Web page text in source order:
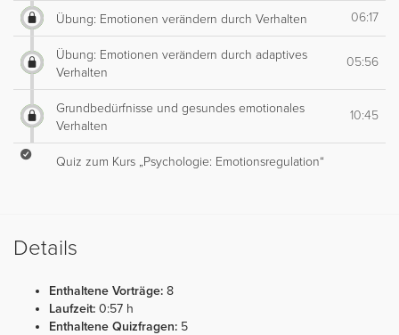
Übung: Emotionen verändern durch Verhalten 06:17
Übung: Emotionen verändern durch adaptives
Verhalten
05:56
Grundbedürfnisse und gesundes emotionales
Verhalten
10:45
Quiz zum Kurs „Psychologie: Emotionsregulation“
Details
Enthaltene Vorträge: 8
Laufzeit: 0:57 h
Enthaltene Quizfragen: 5